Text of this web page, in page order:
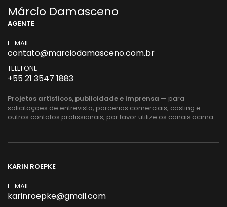
Márcio Damasceno
AGENTE
E-MAIL
contato@marciodamasceno.com.br
TELEFONE
+55 21 3547 1883
Projetos artísticos, publicidade e imprensa — para
solicitações de entrevista, parcerias comerciais, casting e
outros contatos profissionais, por favor utilize os canais acima.
KARIN ROEPKE
E-MAIL
karinroepke@gmail.com